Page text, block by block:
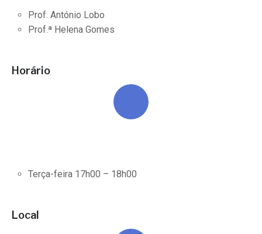
Prof. António Lobo
Prof.ª Helena Gomes
Horário
Terça-feira 17h00 – 18h00
Local